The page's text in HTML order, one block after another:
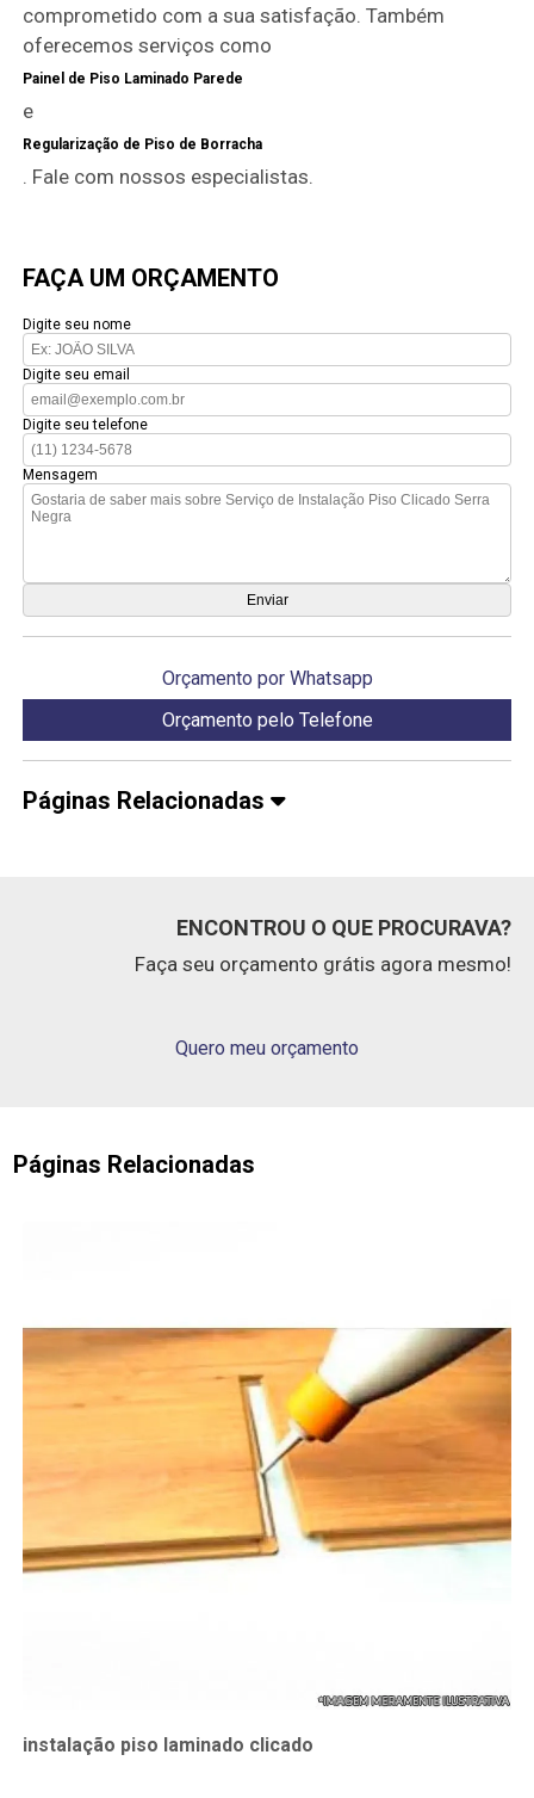
comprometido com a sua satisfação. Também
oferecemos serviços como
Painel de Piso Laminado Parede
e
Regularização de Piso de Borracha
. Fale com nossos especialistas.
FAÇA UM ORÇAMENTO
Digite seu nome
Digite seu email
Digite seu telefone
Mensagem
Orçamento por Whatsapp
Orçamento pelo Telefone
Páginas Relacionadas
ENCONTROU O QUE PROCURAVA?
Faça seu orçamento grátis agora mesmo!
Quero meu orçamento
Páginas Relacionadas
instalação piso laminado clicado